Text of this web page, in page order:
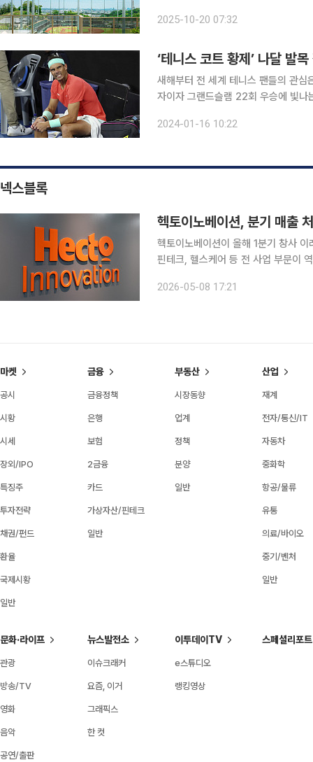
지에 들어서는 대규모 시니어 전용 아
2025-10-20 07:32
‘테니스 코트 황제’ 나달 발
새해부터 전 세계 테니스 팬들의 관
자이자 그랜드슬램 22회 우승에 빛나
리근, iliopsoas muscle) 2급 파
2024-01-16 10:22
넥스블록
헥토이노베이션, 분기 매출
헥토이노베이션이 올해 1분기 창사
핀테크, 헬스케어 등 전 사업 부문이
1123억 원, 영업이익 146억 원을 기
2026-05-08 17:21
마켓
공시
시황
시세
장외/IPO
특징주
투자전략
채권/펀드
환율
국제시황
일반
금융
금융정책
은행
보험
2금융
카드
가상자산/핀테크
일반
부동산
시장동향
업계
정책
분양
일반
산업
재계
전자/통신/IT
자동차
중화학
항공/물류
유통
의료/바이오
중기/벤처
일반
문화·라이프
관광
방송/TV
영화
음악
공연/출판
뉴스발전소
이슈크래커
요즘, 이거
그래픽스
한 컷
이투데이TV
e스튜디오
랭킹영상
스페셜리포트